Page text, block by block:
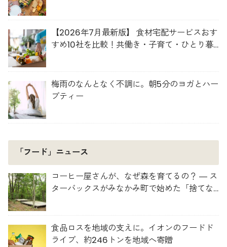
【2026年7月最新版】 食材宅配サービスおす
すめ10社を比較！共働き・子育て・ひとり暮
梅雨のなんとなく不調に。朝5分のヨガとハー
ブティー
「フード」ニュース
コーヒー屋さんが、なぜ森を育てるの？ ― ス
ターバックスがみなかみ町で始めた「捨てな
食品ロスを地域の支えに。イオンのフードド
ライブ、約246トンを地域へ寄贈